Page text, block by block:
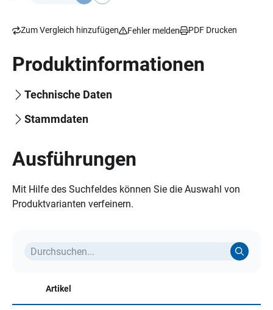
Zum Vergleich hinzufügen Fehler melden PDF Drucken
Produktinformationen
Technische Daten
Stammdaten
Ausführungen
Mit Hilfe des Suchfeldes können Sie die Auswahl von
Produktvarianten verfeinern.
Artikel